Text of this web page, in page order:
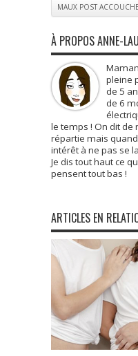
MAUX POST
À PROPOS ANNE-
pleine
de 5
de 6
le temps ! On dit de
répartie mais
intérêt à ne pas se
Je dis tout haut ce
pensent tout bas !
ARTICLES EN